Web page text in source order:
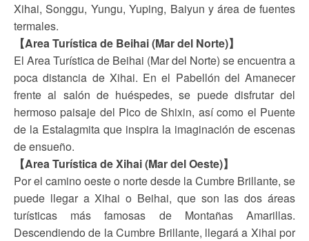
Xihai, Songgu, Yungu, Yuping, Baiyun y área de fuentes
termales.
【Area Turística de Beihai (Mar del Norte)】
El Area Turística de Beihai (Mar del Norte) se encuentra a
poca distancia de Xihai. En el Pabellón del Amanecer
frente al salón de huéspedes, se puede disfrutar del
hermoso paisaje del Pico de Shixin, así como el Puente
de la Estalagmita que inspira la imaginación de escenas
de ensueño.
【Area Turística de Xihai (Mar del Oeste)】
Por el camino oeste o norte desde la Cumbre Brillante, se
puede llegar a Xihai o Beihai, que son las dos áreas
turísticas más famosas de Montañas Amarillas.
Descendiendo de la Cumbre Brillante, llegará a Xihai por